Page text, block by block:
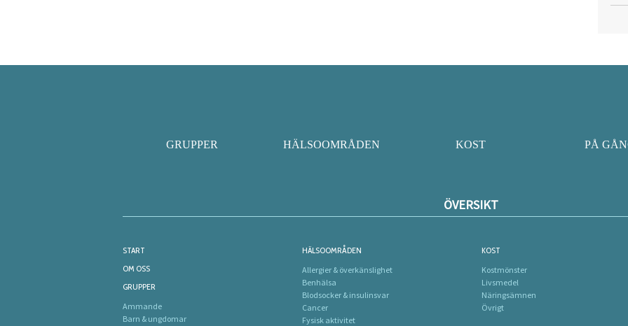
GRUPPER HÄLSOOMRÅDEN KOST PÅ
ÖVERSIKT
START
OM OSS
GRUPPER
Ammande
Barn & ungdomar
HÄLSOOMRÅDEN
Allergier & överkänslighet
Benhälsa
Blodsocker & insulinsvar
Cancer
Fysisk aktivitet
KOST
Kostmönster
Livsmedel
Näringsämnen
Övrigt